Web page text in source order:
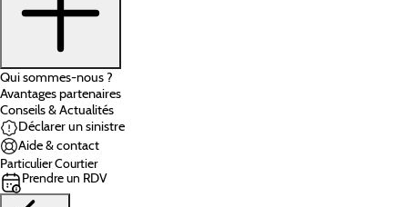
Qui sommes-nous ?
Avantages partenaires
Conseils & Actualités
Déclarer un sinistre
Aide & contact
ParticulierCourtier
Prendre un RDV